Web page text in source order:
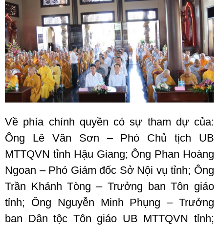
Về phía chính quyền có sự tham dự của:
Ông Lê Văn Sơn – Phó Chủ tịch UB
MTTQVN tỉnh Hậu Giang; Ông Phan Hoàng
Ngoan – Phó Giám đốc Sở Nội vụ tỉnh; Ông
Trần Khánh Tòng – Trưởng ban Tôn giáo
tỉnh; Ông Nguyễn Minh Phụng – Trưởng
ban Dân tộc Tôn giáo UB MTTQVN tỉnh;